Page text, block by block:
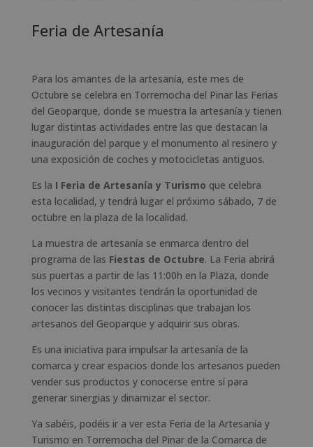
Feria de Artesanía
Para los amantes de la artesanía, este mes de
Octubre se celebra en Torremocha del Pinar las Ferias
del Geoparque, donde se muestra la artesanía y tienen
lugar distintas actividades entre las que destacan la
inauguración del parque y el monumento al resinero y
una exposición de coches y motocicletas antiguos.
Es la I Feria de Artesanía y Turismo que celebra
esta localidad, y tendrá lugar el próximo sábado, 7 de
octubre en la plaza de la localidad.
La muestra de artesanía se enmarca dentro del
programa de las Fiestas de Octubre. La Feria abrirá
sus puertas a partir de las 11:00h en la Plaza, donde
los vecinos y visitantes tendrán la oportunidad de
conocer las distintas disciplinas que trabajan los
artesanos del Geoparque y adquirir sus obras.
Es una iniciativa para impulsar la artesanía de la
comarca y crear espacios donde los artesanos pueden
vender sus productos y conocerse entre sí para
generar sinergias y dinamizar el sector.
Ya sabéis, podéis ir a ver esta Feria de la Artesanía y
Turismo en Torremocha del Pinar de la Comarca de